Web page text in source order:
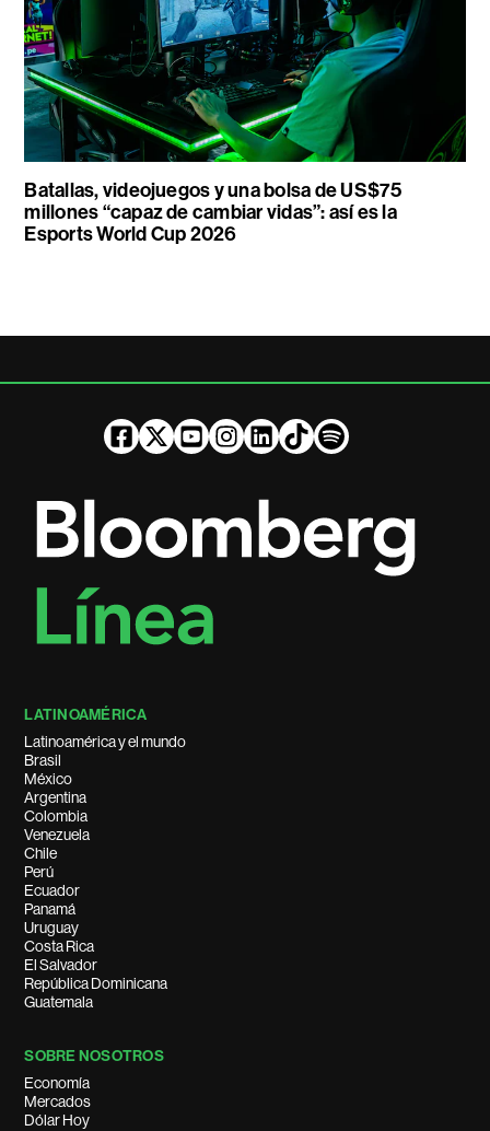
Batallas, videojuegos y una bolsa de US$75
millones “capaz de cambiar vidas”: así es la
Esports World Cup 2026
LATINOAMÉRICA
Latinoamérica y el mundo
Brasil
México
Argentina
Colombia
Venezuela
Chile
Perú
Ecuador
Panamá
Uruguay
Costa Rica
El Salvador
República Dominicana
Guatemala
SOBRE NOSOTROS
Economía
Mercados
Dólar Hoy